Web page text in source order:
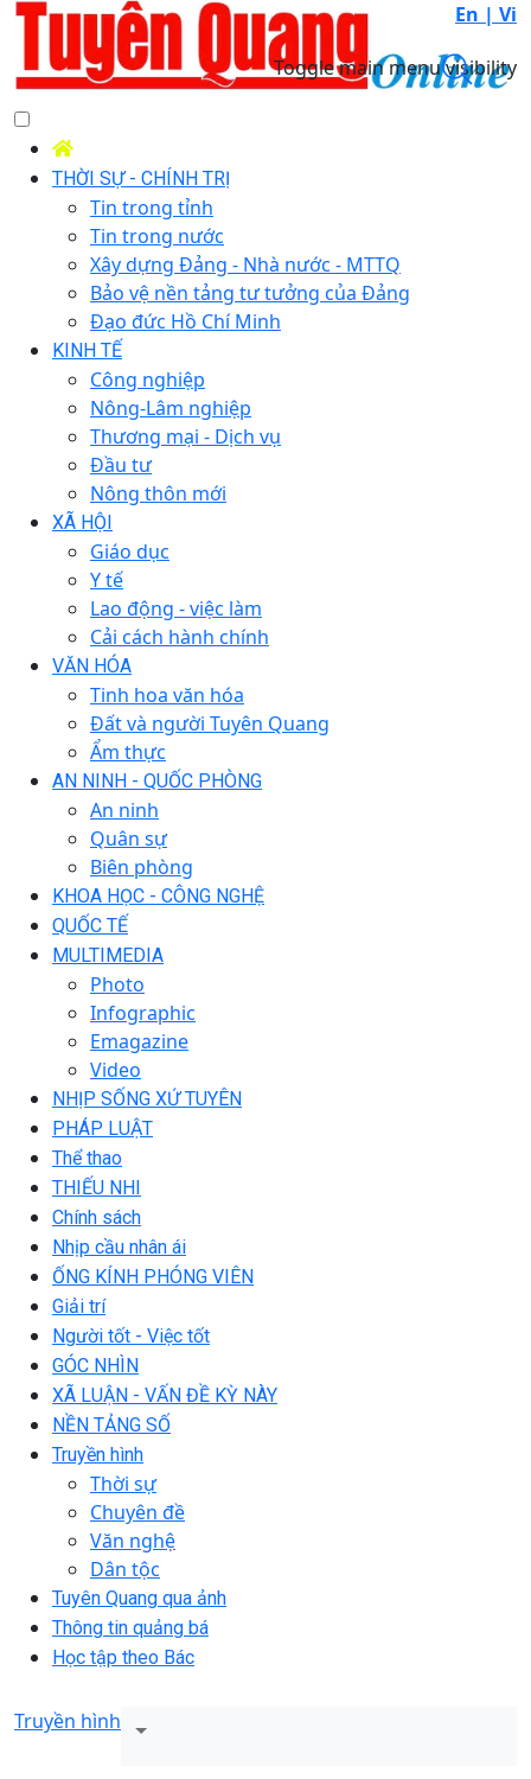
En | Vi
Toggle main menu visibility
THỜI SỰ - CHÍNH TRỊ
Tin trong tỉnh
Tin trong nước
Xây dựng Đảng - Nhà nước - MTTQ
Bảo vệ nền tảng tư tưởng của Đảng
Đạo đức Hồ Chí Minh
KINH TẾ
Công nghiệp
Nông-Lâm nghiệp
Thương mại - Dịch vụ
Đầu tư
Nông thôn mới
XÃ HỘI
Giáo dục
Y tế
Lao động - việc làm
Cải cách hành chính
VĂN HÓA
Tinh hoa văn hóa
Đất và người Tuyên Quang
Ẩm thực
AN NINH - QUỐC PHÒNG
An ninh
Quân sự
Biên phòng
KHOA HỌC - CÔNG NGHỆ
QUỐC TẾ
MULTIMEDIA
Photo
Infographic
Emagazine
Video
NHỊP SỐNG XỨ TUYÊN
PHÁP LUẬT
Thể thao
THIẾU NHI
Chính sách
Nhịp cầu nhân ái
ỐNG KÍNH PHÓNG VIÊN
Giải trí
Người tốt - Việc tốt
GÓC NHÌN
XÃ LUẬN - VẤN ĐỀ KỲ NÀY
NỀN TẢNG SỐ
Truyền hình
Thời sự
Chuyên đề
Văn nghệ
Dân tộc
Tuyên Quang qua ảnh
Thông tin quảng bá
Học tập theo Bác
Truyền hình